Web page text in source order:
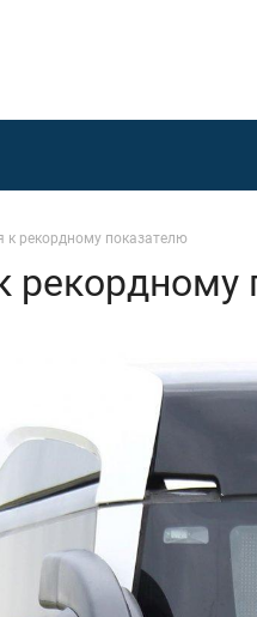
рекордному показателю